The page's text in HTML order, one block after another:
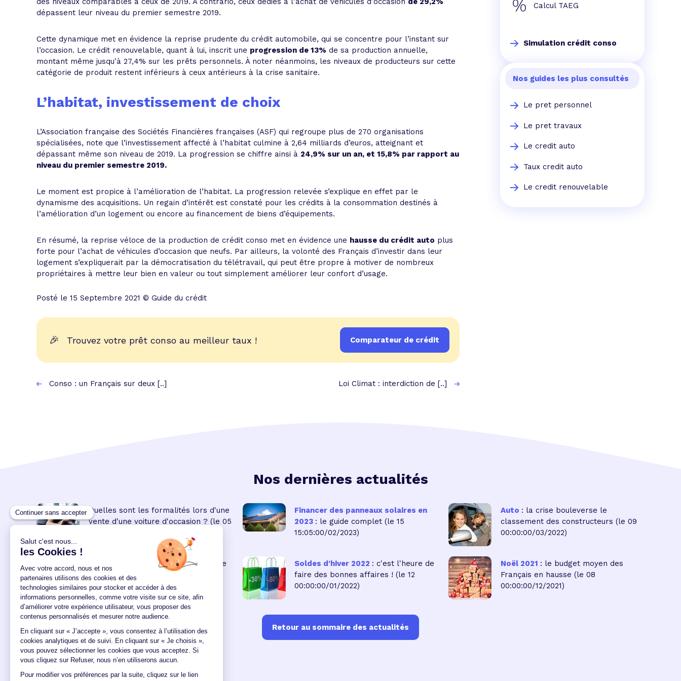
dépassent leur niveau du premier semestre 2019.
Cette dynamique met en évidence la reprise prudente du crédit automobile, qui se concentre pour l’instant sur
l’occasion. Le crédit renouvelable, quant à lui, inscrit une progression de 13% de sa production annuelle,
montant même jusqu'à 27,4% sur les prêts personnels. À noter néanmoins, les niveaux de producteurs sur cette
catégorie de produit restent inférieurs à ceux antérieurs à la crise sanitaire.
L’habitat, investissement de choix
L’Association française des Sociétés Financières françaises (ASF) qui regroupe plus de 270 organisations
spécialisées, note que l’investissement affecté à l’habitat culmine à 2,64 milliards d’euros, atteignant et
dépassant même son niveau de 2019. La progression se chiffre ainsi à 24,9% sur un an, et 15,8% par rapport au
niveau du premier semestre 2019.
Le moment est propice à l’amélioration de l’habitat. La progression relevée s’explique en effet par le
dynamisme des acquisitions. Un regain d’intérêt est constaté pour les crédits à la consommation destinés à
l’amélioration d’un logement ou encore au financement de biens d’équipements.
En résumé, la reprise véloce de la production de crédit conso met en évidence une hausse du crédit auto plus
forte pour l’achat de véhicules d’occasion que neufs. Par ailleurs, la volonté des Français d’investir dans leur
logement s’expliquerait par la démocratisation du télétravail, qui peut être propre à motiver de nombreux
propriétaires à mettre leur bien en valeur ou tout simplement améliorer leur confort d’usage.
Posté le 15 Septembre 2021 © Guide du crédit
🎉 Trouvez votre prêt conso au meilleur taux ! Comparateur de crédit
Conso : un Français sur deux [..] Loi Climat : interdiction de [..]
Calcul TAEG
Simulation crédit conso
Nos guides les plus consultés
Le pret personnel
Le pret travaux
Le credit auto
Taux credit auto
Le credit renouvelable
Nos dernières actualités
Quelles sont les formalités lors d'une
vente d'une voiture d'occasion ? (le 05
Financer des panneaux solaires en
2023 : le guide complet (le 15
15:05:00/02/2023)
Auto : la crise bouleverse le
classement des constructeurs (le 09
00:00:00/03/2022)
: les modalités de ce
crédit à la consommation
00:00:00/02/2022)
Soldes d'hiver 2022 : c'est l'heure de
faire des bonnes affaires ! (le 12
00:00:00/01/2022)
Noël 2021 : le budget moyen des
Français en hausse (le 08
00:00:00/12/2021)
Retour au sommaire des actualités